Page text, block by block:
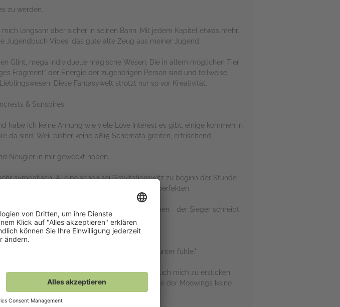
zu werden.
langsam aber sicher in seinen Bann. Mit jedem Kapitel etwas mehr.
Jugendbuch Vibes, das gute alte Zeug aus meiner Jugend.
Glint, mega individuelle magische Wesen. Die in allem möglichen Tier
Fragment" der Energie der zugehörigen Person sind und teilweise
Diese Fantasywelt strotzt nur so vor Kreativität.
& Sunspires.
habe ich keine Ahnung wie viele Love Interest es gibt, einige kommen in
da sind. Weil bisher keine 0815 Schemata greifen, erfrischend.
Neugier in mir geweckt haben.
sympatisch. Alleine schon sei Gravitationswitz zu beginn der Stunde
untermauert und macht ihn somit zum perfekten
könne brechen und - wie wir heute gelernt haben - der Sieger schreibt
geknüpft sind, und wie klein ich mich darunter fühle."
ein Schweigen eingetauscht hat, das nun auch mich zu ersticken
wird wie sein Tier, nur damit die Fassade der Moowings keine